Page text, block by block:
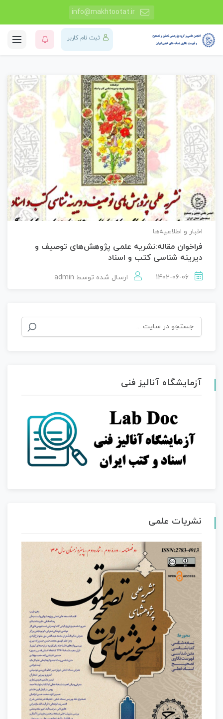
info@makhtootat.ir
ثبت نام کاربر
اخبار و اطلاعیه‌ها
فراخوان مقاله:نشریه علمی پژوهش‌های توصیف و
دیرینه شناسی کتب و اسناد
ارسال شده توسط admin
جستجو
برای:
آزمایشگاه آنالیز فنی
نشریات علمی